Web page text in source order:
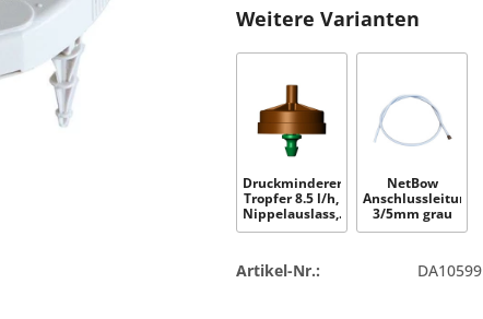
Weitere Varianten
Druckminderer
Tropfer 8.5 l/h,
Nippelauslass,...
NetBow
Anschlussleitung
3/5mm grau
120cm mit...
Artikel-Nr.: DA10599